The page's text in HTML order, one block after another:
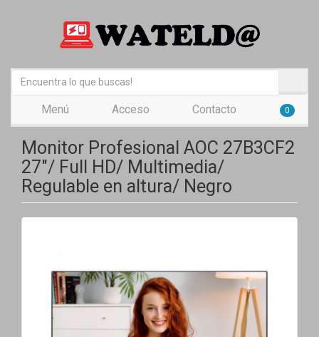
Menú Acceso Contacto 0
Monitor Profesional AOC 27B3CF2
27"/ Full HD/ Multimedia/
Regulable en altura/ Negro